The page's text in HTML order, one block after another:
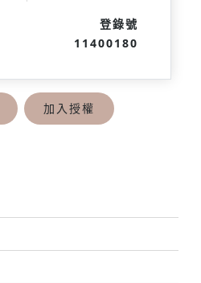
登錄號
11400180
加入授權